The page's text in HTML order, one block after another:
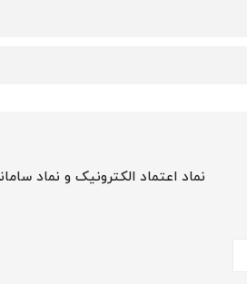
نماد اعتماد الکترونیک و نماد